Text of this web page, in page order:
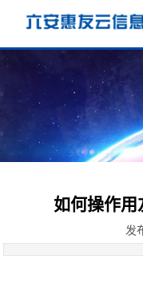
如何操作用
发